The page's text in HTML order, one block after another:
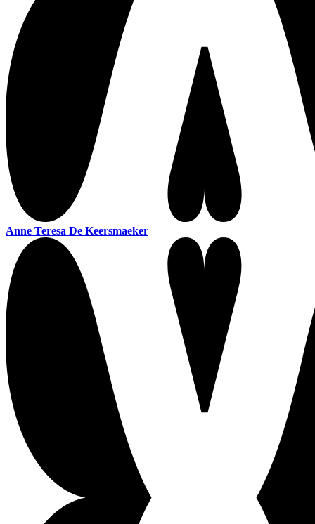
Anne Teresa De Keersmaeker